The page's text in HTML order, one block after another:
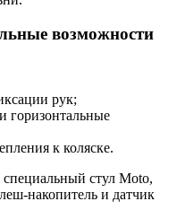
возможности
рук;
горизонтальные
к коляске.
стул Moto,
накопитель и датчик